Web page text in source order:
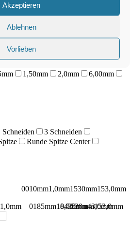
Akzeptieren
Ablehnen
Vorlieben
Fräser
Messerhalter
Schleppmesser
1,50mm 2,0mm
6,00mm
Schneiden
3 Schneiden
Runde Spitze Center
0010mm1,0mm1530mm153,0mm
1,0mm 0185mm18,5mm
0430mm43,0mm
1530mm153,0mm